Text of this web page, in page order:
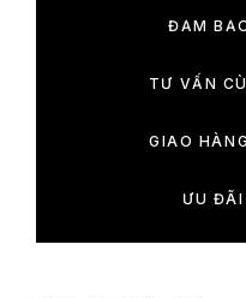
ĐẢM
TƯ VẤN
GIAO
ƯU ĐÃI